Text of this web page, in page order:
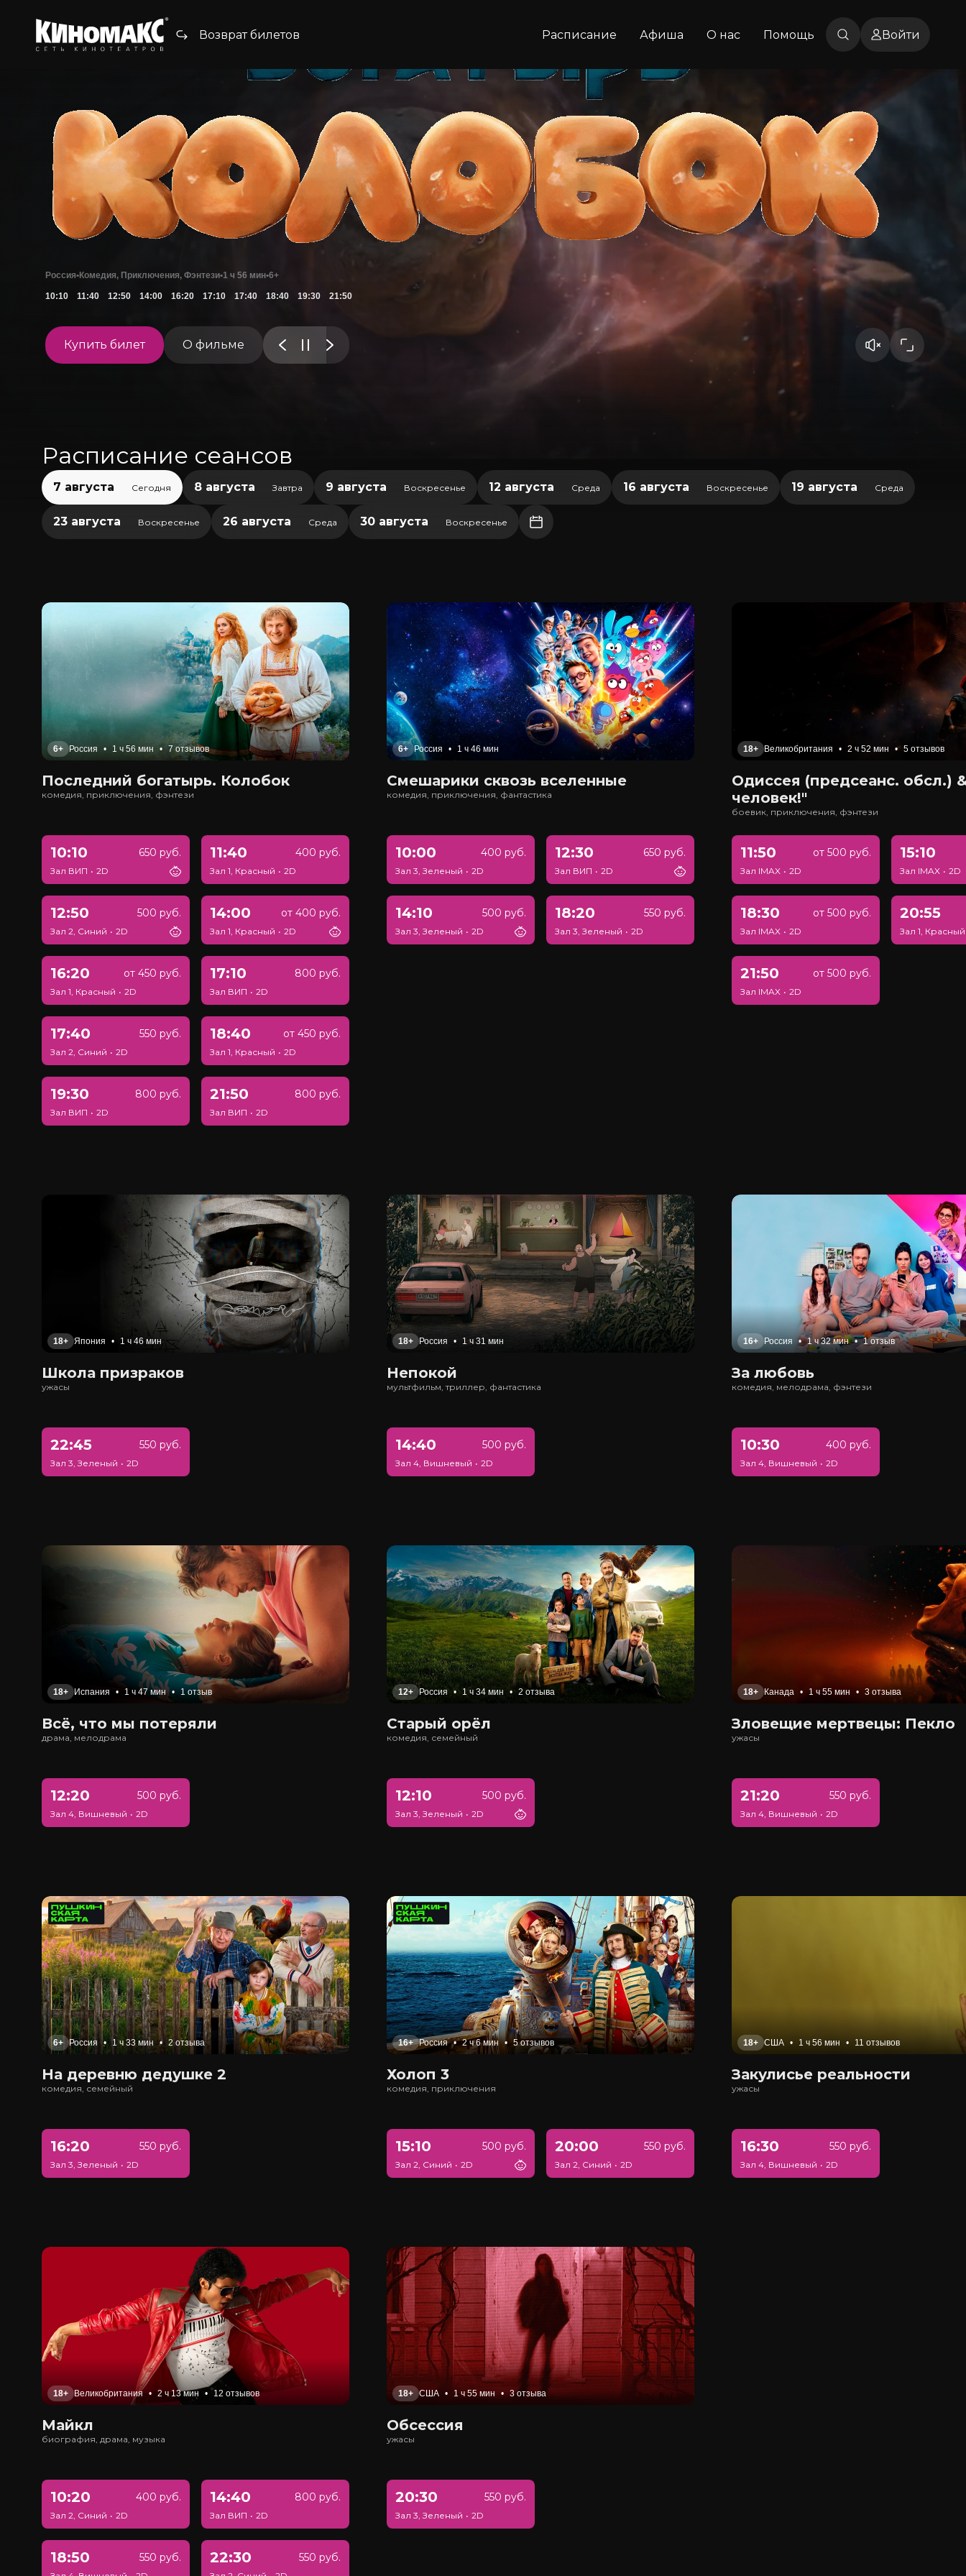
Возврат билетов Расписание Афиша О нас Помощь Войти
Россия•Комедия, Приключения, Фэнтези•1 ч 56 мин•6+
10:10 11:40 12:50 14:00 16:20 17:10 17:40 18:40 19:30 21:50
Купить билет О фильме
Расписание сеансов
7 августа Сегодня 8 августа Завтра 9 августа Воскресенье 12 августа Среда 16 августа Воскресенье 19 августа Среда
23 августа Воскресенье 26 августа Среда 30 августа Воскресенье
6+ Россия • 1 ч 56 мин • 7 отзывов
Последний богатырь. Колобок
комедия, приключения, фэнтези
10:10 650 руб.
Зал ВИП • 2D
11:40 400 руб.
Зал 1, Красный • 2D
12:50 500 руб.
Зал 2, Синий • 2D
14:00 от 400 руб.
Зал 1, Красный • 2D
16:20 от 450 руб.
Зал 1, Красный • 2D
17:10 800 руб.
Зал ВИП • 2D
17:40 550 руб.
Зал 2, Синий • 2D
18:40 от 450 руб.
Зал 1, Красный • 2D
19:30 800 руб.
Зал ВИП • 2D
21:50 800 руб.
Зал ВИП • 2D
6+ Россия • 1 ч 46 мин
Смешарики сквозь вселенные
комедия, приключения, фантастика
10:00 400 руб.
Зал 3, Зеленый • 2D
12:30 650 руб.
Зал ВИП • 2D
14:10 500 руб.
Зал 3, Зеленый • 2D
18:20 550 руб.
Зал 3, Зеленый • 2D
18+ Великобритания • 2 ч 52 мин • 5 отзывов
Одиссея (предсеанс. обсл.)
человек!"
боевик, приключения, фэнтези
11:50 от 500 руб.
Зал IMAX • 2D
15:10
Зал IMAX • 2D
18:30 от 500 руб.
Зал IMAX • 2D
20:55
Зал 1, Красный
21:50 от 500 руб.
Зал IMAX • 2D
18+ Япония • 1 ч 46 мин
Школа призраков
ужасы
22:45 550 руб.
Зал 3, Зеленый • 2D
18+ Россия • 1 ч 31 мин
Непокой
мультфильм, триллер, фантастика
14:40 500 руб.
Зал 4, Вишневый • 2D
16+ Россия • 1 ч 32 мин • 1 отзыв
За любовь
комедия, мелодрама, фэнтези
10:30 400 руб.
Зал 4, Вишневый • 2D
18+ Испания • 1 ч 47 мин • 1 отзыв
Всё, что мы потеряли
драма, мелодрама
12:20 500 руб.
Зал 4, Вишневый • 2D
12+ Россия • 1 ч 34 мин • 2 отзыва
Старый орёл
комедия, семейный
12:10 500 руб.
Зал 3, Зеленый • 2D
18+ Канада • 1 ч 55 мин • 3 отзыва
Зловещие мертвецы: Пекло
ужасы
21:20 550 руб.
Зал 4, Вишневый • 2D
6+ Россия • 1 ч 33 мин • 2 отзыва
На деревню дедушке 2
комедия, семейный
16:20 550 руб.
Зал 3, Зеленый • 2D
16+ Россия • 2 ч 6 мин • 5 отзывов
Холоп 3
комедия, приключения
15:10 500 руб.
Зал 2, Синий • 2D
20:00 550 руб.
Зал 2, Синий • 2D
18+ США • 1 ч 56 мин • 11 отзывов
Закулисье реальности
ужасы
16:30 550 руб.
Зал 4, Вишневый • 2D
18+ Великобритания • 2 ч 13 мин • 12 отзывов
Майкл
биография, драма, музыка
10:20 400 руб.
Зал 2, Синий • 2D
14:40 800 руб.
Зал ВИП • 2D
18:50 550 руб. 22:30 550 руб.
18+ США • 1 ч 55 мин • 3 отзыва
Обсессия
ужасы
20:30 550 руб.
Зал 3, Зеленый • 2D